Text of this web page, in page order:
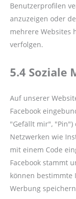
Benutzerprofilen
anzuzeigen oder
mehrere Websites
verfolgen.
5.4 Soziale
Auf unserer
Facebook
"Gefällt mir", "Pin")
Netzwerken wie
mit einem Code
Facebook stammt
können
Werbung